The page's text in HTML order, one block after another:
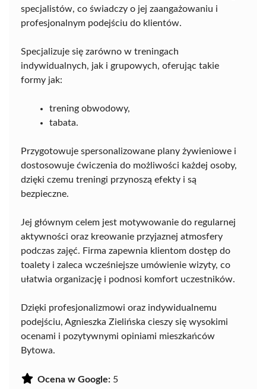
specjalistów, co świadczy o jej zaangażowaniu i
profesjonalnym podejściu do klientów.
Specjalizuje się zarówno w treningach
indywidualnych, jak i grupowych, oferując takie
formy jak:
trening obwodowy,
tabata.
Przygotowuje spersonalizowane plany żywieniowe i
dostosowuje ćwiczenia do możliwości każdej osoby,
dzięki czemu treningi przynoszą efekty i są
bezpieczne.
Jej głównym celem jest motywowanie do regularnej
aktywności oraz kreowanie przyjaznej atmosfery
podczas zajęć. Firma zapewnia klientom dostęp do
toalety i zaleca wcześniejsze umówienie wizyty, co
ułatwia organizację i podnosi komfort uczestników.
Dzięki profesjonalizmowi oraz indywidualnemu
podejściu, Agnieszka Zielińska cieszy się wysokimi
ocenami i pozytywnymi opiniami mieszkańców
Bytowa.
Ocena w Google: 5